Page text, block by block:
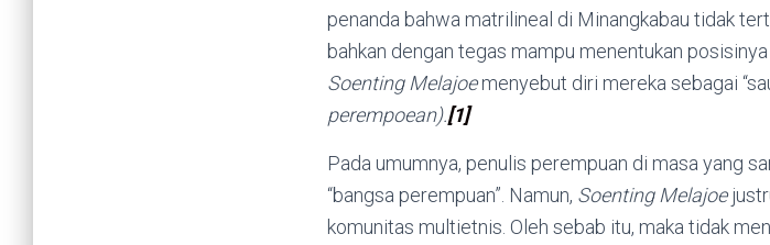
penanda bahwa matrilineal di Minangkabau tidak
bahkan dengan tegas mampu menentukan
Soenting Melajoemenyebut diri mereka sebagai
perempoean).[1]
Pada umumnya, penulis perempuan di masa yang
“bangsa perempuan”. Namun, Soenting Melajoe
komunitas multietnis. Oleh sebab itu, maka tidak